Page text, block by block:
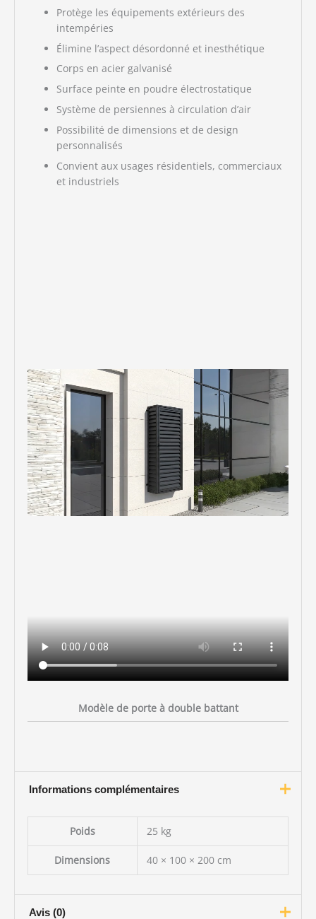
Protège les équipements extérieurs des
intempéries
Élimine l’aspect désordonné et inesthétique
Corps en acier galvanisé
Surface peinte en poudre électrostatique
Système de persiennes à circulation d’air
Possibilité de dimensions et de design
personnalisés
Convient aux usages résidentiels, commerciaux
et industriels
Modèle de porte à double battant
Informations complémentaires
Poids 25 kg
Dimensions 40 × 100 × 200 cm
Avis (0)